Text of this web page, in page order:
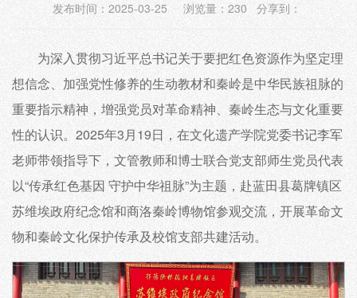
发布时间：2025-03-25 浏览量： 230 分享到：
为深入贯彻习近平总书记关于要把红色资源作为坚定理
想信念、加强党性修养的生动教材和秦岭是中华民族祖脉的
重要指示精神，增强党员对革命精神、秦岭生态与文化重要
性的认识。2025年3月19日，在文化遗产学院党委书记李军
老师带领指导下，文管教师和博士联合党支部师生党员代表
以“传承红色基因 守护中华祖脉”为主题，赴蓝田县葛牌镇区
苏维埃政府纪念馆和商洛秦岭博物馆参观交流，开展革命文
物和秦岭文化保护传承及校馆支部共建活动。